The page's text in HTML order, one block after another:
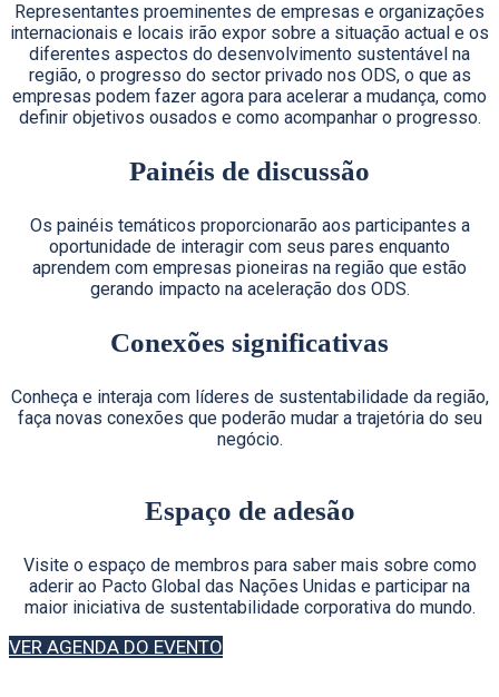
Representantes proeminentes de empresas e organizações
internacionais e locais irão expor sobre a situação actual e os
diferentes aspectos do desenvolvimento sustentável na
região, o progresso do sector privado nos ODS, o que as
empresas podem fazer agora para acelerar a mudança, como
definir objetivos ousados ​​e como acompanhar o progresso.
Painéis de discussão
Os painéis temáticos proporcionarão aos participantes a
oportunidade de interagir com seus pares enquanto
aprendem com empresas pioneiras na região que estão
gerando impacto na aceleração dos ODS.
Conexões significativas
Conheça e interaja com líderes de sustentabilidade da região,
faça novas conexões que poderão mudar a trajetória do seu
negócio.
Espaço de adesão
Visite o espaço de membros para saber mais sobre como
aderir ao Pacto Global das Nações Unidas e participar na
maior iniciativa de sustentabilidade corporativa do mundo.
VER AGENDA DO EVENTO